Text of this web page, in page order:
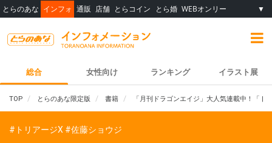
とらのあな インフォ 通販 店舗 とらコイン とら婚 WEBオンリー ▼
総合 女性向け ランキング イラスト展
TOP とらのあな限定版 書籍 「月刊ドラゴンエイジ」大人気連載中！「
#トリアージX #佐藤ショウジ